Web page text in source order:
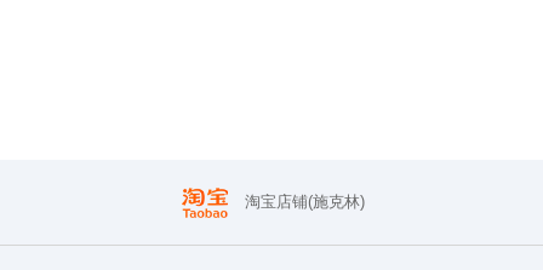
淘宝店铺(施克林)